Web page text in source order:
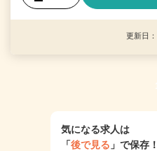
更新日
気になる求人は
「後で見る 」で保存！